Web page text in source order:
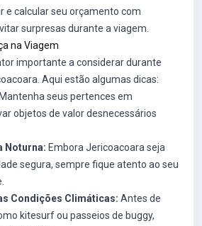
e calcular seu orçamento com
surpresas durante a viagem.
na Viagem
importante a considerar durante
Aqui estão algumas dicas:
Mantenha seus pertences em
objetos de valor desnecessários
Noturna: Embora Jericoacoara seja
segura, sempre fique atento ao seu
Condições Climáticas: Antes de
kitesurf ou passeios de buggy,